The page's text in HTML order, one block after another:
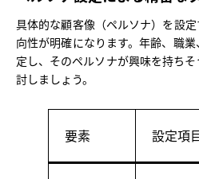
具体的な顧客像（ペルソナ）を設
向性が明確になります。年齢、職
定し、そのペルソナが興味を持ち
討しましょう。
要素 設定項